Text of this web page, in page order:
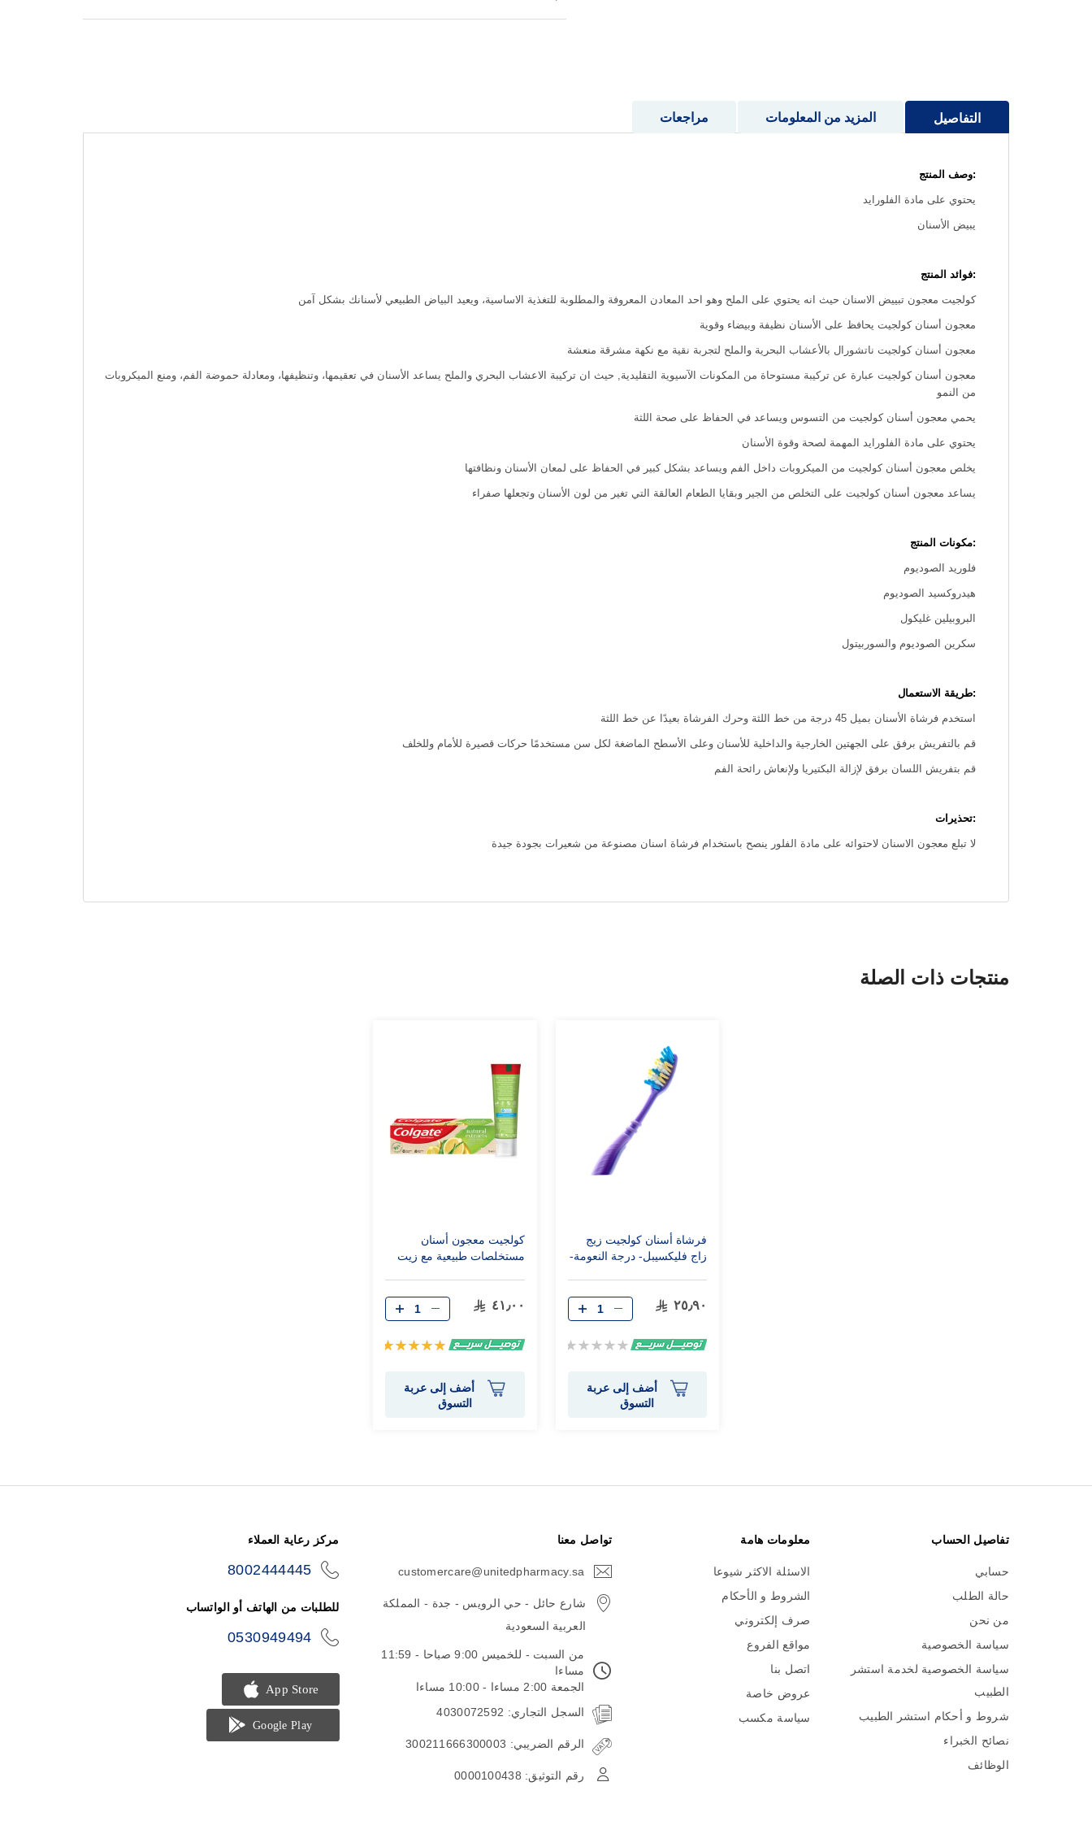
التفاصيل
:وصف المنتج
يحتوي على مادة الفلورايد
يبيض الأسنان
:فوائد المنتج
كولجيت معجون تبييض الاسنان حيث انه يحتوي على الملح وهو احد المعادن المعروفة والمطلوبة للتغذية الاساسية، ويعيد البياض الطبيعي لأسنانك بشكل آمن
معجون أسنان كولجيت يحافظ على الأسنان نظيفة وبيضاء وقوية
معجون أسنان كولجيت ناتشورال بالأعشاب البحرية والملح لتجربة نقية مع نكهة مشرقة منعشة
معجون أسنان كولجيت عبارة عن تركيبة مستوحاة من المكونات الآسيوية التقليدية, حيث ان تركيبة الاعشاب البحري والملح يساعد الأسنان في تعقيمها، وتنظيفها، ومعادلة حموضة الفم، ومنع الميكروبات
من النمو
يحمي معجون أسنان كولجيت من التسوس ويساعد في الحفاظ على صحة اللثة
يحتوي على مادة الفلورايد المهمة لصحة وقوة الأسنان
يخلص معجون أسنان كولجيت من الميكروبات داخل الفم ويساعد بشكل كبير في الحفاظ على لمعان الأسنان ونظافتها
يساعد معجون أسنان كولجيت على التخلص من الجير وبقايا الطعام العالقة التي تغير من لون الأسنان وتجعلها صفراء
:مكونات المنتج
فلوريد الصوديوم
هيدروكسيد الصوديوم
البروبيلين غليكول
سكرين الصوديوم والسوربيتول
:طريقة الاستعمال
استخدم فرشاة الأسنان بميل 45 درجة من خط اللثة وحرك الفرشاة بعيدًا عن خط اللثة
قم بالتفريش برفق على الجهتين الخارجية والداخلية للأسنان وعلى الأسطح الماضغة لكل سن مستخدمًا حركات قصيرة للأمام وللخلف
قم بتفريش اللسان برفق لإزالة البكتيريا ولإنعاش رائحة الفم
:تحذيرات
لا تبلع معجون الاسنان لاحتوائه على مادة الفلور ينصح باستخدام فرشاة اسنان مصنوعة من شعيرات بجودة جيدة
المزيد من المعلومات مراجعات
منتجات ذات الصلة
فرشاة أسنان كولجيت زيج
زاج فليكسيبل- درجة النعومة-
٢٥٫٩٠
Rating:
أضف إلى عربة
التسوق
كولجيت معجون أسنان
مستخلصات طبيعية مع زيت
٤١٫٠٠
تقييم:
أضف إلى عربة
التسوق
تفاصيل الحساب
حسابي
حالة الطلب
من نحن
سياسة الخصوصية
سياسة الخصوصية لخدمة استشر
الطبيب
شروط و أحكام استشر الطبيب
نصائح الخبراء
الوظائف
معلومات هامة
الاسئلة الاكثر شيوعا
الشروط و الأحكام
صرف إلكتروني
مواقع الفروع
اتصل بنا
عروض خاصة
سياسة مكسب
تواصل معنا
customercare@unitedpharmacy.sa
شارع حائل - حي الرويس - جدة - المملكة
العربية السعودية
من السبت - للخميس 9:00 صباحا - 11:59
مساءا
الجمعة 2:00 مساءا - 10:00 مساءا
السجل التجاري: 4030072592
الرقم الضريبي: 300211666300003
رقم التوثيق: 0000100438
مركز رعاية العملاء
8002444445
للطلبات من الهاتف أو الواتساب
0530949494